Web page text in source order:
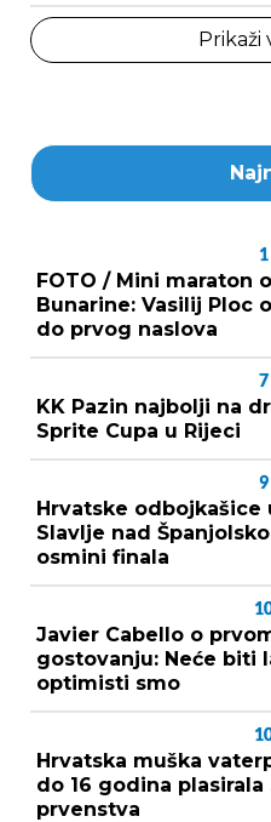
Prikaži
1
FOTO / Mini maraton
Bunarine: Vasilij Ploc
do prvog naslova
7
KK Pazin najbolji na
Sprite Cupa u Rijeci
9
Hrvatske
Slavlje nad
osmini finala
Javier Cabello o
gostovanju: Neće biti
optimisti smo
Hrvatska muška
do 16 godina
prvenstva